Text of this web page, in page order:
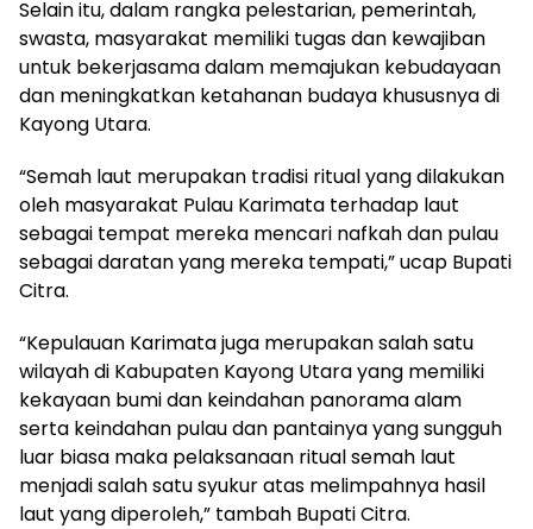
Selain itu, dalam rangka pelestarian, pemerintah,
swasta, masyarakat memiliki tugas dan kewajiban
untuk bekerjasama dalam memajukan kebudayaan
dan meningkatkan ketahanan budaya khususnya di
Kayong Utara.
“Semah laut merupakan tradisi ritual yang dilakukan
oleh masyarakat Pulau Karimata terhadap laut
sebagai tempat mereka mencari nafkah dan pulau
sebagai daratan yang mereka tempati,” ucap Bupati
Citra.
“Kepulauan Karimata juga merupakan salah satu
wilayah di Kabupaten Kayong Utara yang memiliki
kekayaan bumi dan keindahan panorama alam
serta keindahan pulau dan pantainya yang sungguh
luar biasa maka pelaksanaan ritual semah laut
menjadi salah satu syukur atas melimpahnya hasil
laut yang diperoleh,” tambah Bupati Citra.